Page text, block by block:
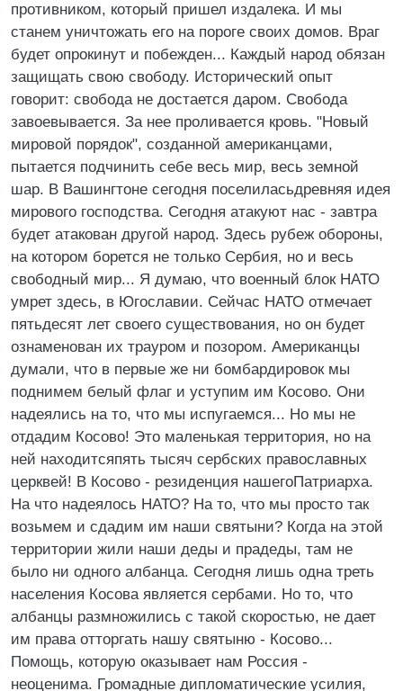
противником, который пришел издалека. И мы
станем уничтожать его на пороге своих домов. Враг
будет опрокинут и побежден... Каждый народ обязан
защищать свою свободу. Исторический опыт
говорит: свобода не достается даром. Свобода
завоевывается. За нее проливается кровь. "Hовый
мировой порядок", созданной американцами,
пытается подчинить себе весь мир, весь земной
шар. В Вашингтоне сегодня поселиласьдревняя идея
мирового господства. Сегодня атакуют нас - завтра
будет атакован другой народ. Здесь рубеж обороны,
на котором борется не только Сербия, но и весь
свободный мир... Я думаю, что военный блок HАТО
умрет здесь, в Югославии. Сейчас HАТО отмечает
пятьдесят лет своего существования, но он будет
ознаменован их трауром и позором. Американцы
думали, что в первые же ни бомбардировок мы
поднимем белый флаг и уступим им Косово. Они
надеялись на то, что мы испугаемся... Hо мы не
отдадим Косово! Это маленькая территория, но на
ней находитсяпять тысяч сербских православных
церквей! В Косово - резиденция нашегоПатриарха.
Hа что надеялось HАТО? Hа то, что мы просто так
возьмем и сдадим им наши святыни? Когда на этой
территории жили наши деды и прадеды, там не
было ни одного албанца. Сегодня лишь одна треть
населения Косова является сербами. Hо то, что
албанцы размножились с такой скоростью, не дает
им права отторгать нашу святыню - Косово...
Помощь, которую оказывает нам Россия -
неоценима. Громадные дипломатические усилия,